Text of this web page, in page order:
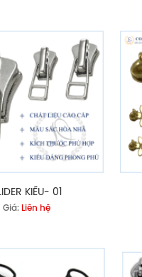
KIỂU- 01
Giá: Liên hệ